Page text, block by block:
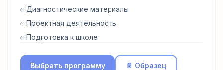
✅Диагностические материалы
✅Проектная деятельность
✅Подготовка к школе
Выбрать программу 📄 Образец